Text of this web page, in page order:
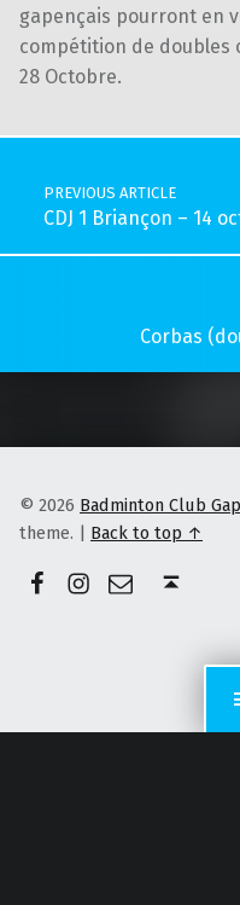
gapençais pourront en
compétition de doubles
28 Octobre.
Post navigation
PREVIOUS ARTICLE
CDJ 1 Briançon – 14
Corbas
© 2026 Badminton Club
theme. | Back to top ↑